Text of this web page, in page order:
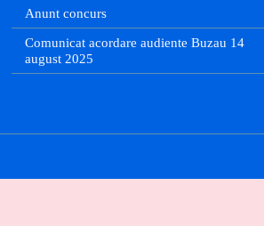
Anunt concurs
Comunicat acordare audiente Buzau 14
august 2025